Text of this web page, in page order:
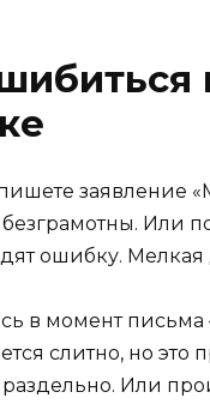
заявление
Или
ошибку.
в момент письма
слитно, но это
раздельно. Или